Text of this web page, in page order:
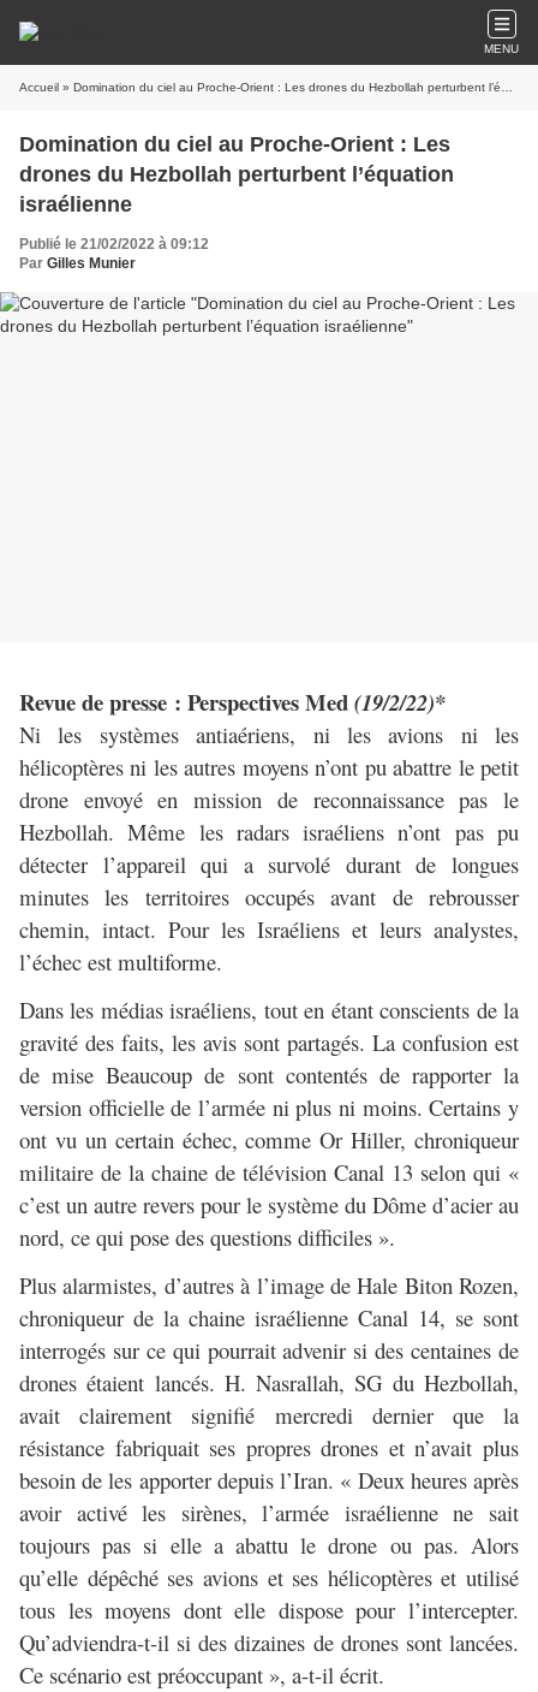
MENU
Accueil » Domination du ciel au Proche-Orient : Les drones du Hezbollah perturbent l’équation israélienne
Domination du ciel au Proche-Orient : Les
drones du Hezbollah perturbent l’équation
israélienne
Publié le 21/02/2022 à 09:12
Par Gilles Munier
Revue de presse : Perspectives Med(19/2/22)*
Ni les systèmes antiaériens, ni les avions ni les
hélicoptères ni les autres moyens n’ont pu abattre le petit
drone envoyé en mission de reconnaissance pas le
Hezbollah. Même les radars israéliens n’ont pas pu
détecter l’appareil qui a survolé durant de longues
minutes les territoires occupés avant de rebrousser
chemin, intact. Pour les Israéliens et leurs analystes,
l’échec est multiforme.
Dans les médias israéliens, tout en étant conscients de la
gravité des faits, les avis sont partagés. La confusion est
de mise Beaucoup de sont contentés de rapporter la
version officielle de l’armée ni plus ni moins. Certains y
ont vu un certain échec, comme Or Hiller, chroniqueur
militaire de la chaine de télévision Canal 13 selon qui «
c’est un autre revers pour le système du Dôme d’acier au
nord, ce qui pose des questions difficiles ».
Plus alarmistes, d’autres à l’image de Hale Biton Rozen,
chroniqueur de la chaine israélienne Canal 14, se sont
interrogés sur ce qui pourrait advenir si des centaines de
drones étaient lancés. H. Nasrallah, SG du Hezbollah,
avait clairement signifié mercredi dernier que la
résistance fabriquait ses propres drones et n’avait plus
besoin de les apporter depuis l’Iran. « Deux heures après
avoir activé les sirènes, l’armée israélienne ne sait
toujours pas si elle a abattu le drone ou pas. Alors
qu’elle dépêché ses avions et ses hélicoptères et utilisé
tous les moyens dont elle dispose pour l’intercepter.
Qu’adviendra-t-il si des dizaines de drones sont lancées.
Ce scénario est préoccupant », a-t-il écrit.